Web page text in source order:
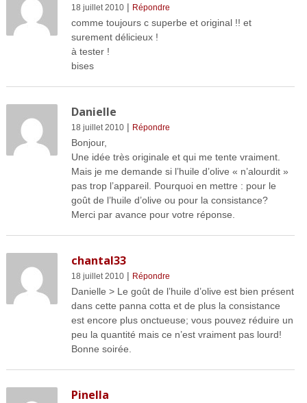
18 juillet 2010| Répondre
comme toujours c superbe et original !! et
surement délicieux !
à tester !
bises
Danielle
18 juillet 2010| Répondre
Bonjour,
Une idée très originale et qui me tente vraiment.
Mais je me demande si l’huile d’olive « n’alourdit »
pas trop l’appareil. Pourquoi en mettre : pour le
goût de l’huile d’olive ou pour la consistance?
Merci par avance pour votre réponse.
chantal33
18 juillet 2010| Répondre
Danielle > Le goût de l’huile d’olive est bien présent
dans cette panna cotta et de plus la consistance
est encore plus onctueuse; vous pouvez réduire un
peu la quantité mais ce n’est vraiment pas lourd!
Bonne soirée.
Pinella